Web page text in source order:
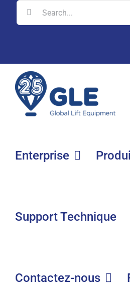
Skip Search
for:
Enterprise
Support Technique
Contactez-nous